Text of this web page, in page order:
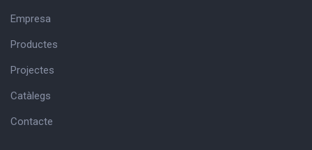
Empresa
Productes
Projectes
Catàlegs
Contacte